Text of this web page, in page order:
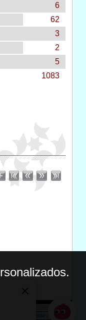
6
62
3
2
5
1083